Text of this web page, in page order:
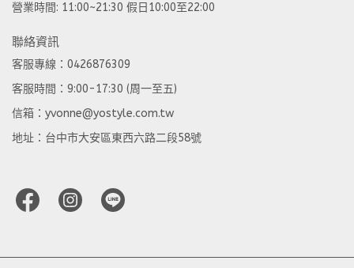
營業時間: 11:00~21:30 假日10:00至22:00
聯絡資訊
客服專線：0426876309
客服時間：9:00-17:30 (周一至五)
信箱：yvonne@yostyle.com.tw
地址：台中市大安區東西六路二段58號